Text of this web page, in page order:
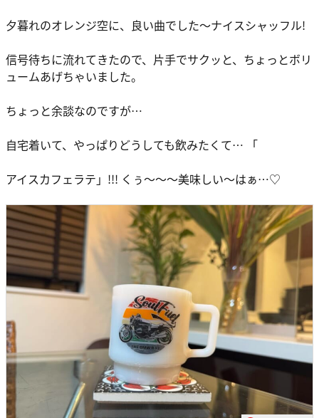
夕暮れのオレンジ空に、良い曲でした～ナイスシャッフル!
信号待ちに流れてきたので、片手でサクッと、ちょっとボリ
ュームあげちゃいました。
ちょっと余談なのですが…
自宅着いて、やっぱりどうしても飲みたくて… 「
アイスカフェラテ」!!! くぅ～～～美味しい～はぁ…♡